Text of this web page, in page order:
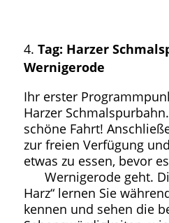
Tag: Harzer
Wernigerode
Ihr erster
Harzer
schöne Fahrt!
zur freien Verfügung
etwas zu essen,
Wernigerode geht.
Harz“ lernen Sie
kennen und sehen die